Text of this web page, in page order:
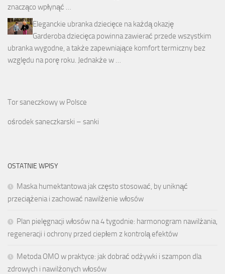
znacząco wpłynąć …
Eleganckie ubranka dziecięce na każdą okazję
Garderoba dziecięca powinna zawierać przede wszystkim
ubranka wygodne, a także zapewniające komfort termiczny bez
względu na porę roku. Jednakże w …
Tor saneczkowy w Polsce
ośrodek saneczkarski – sanki
OSTATNIE WPISY
Maska humektantowa jak często stosować, by uniknąć
przeciążenia i zachować nawilżenie włosów
Plan pielęgnacji włosów na 4 tygodnie: harmonogram nawilżania,
regeneracji i ochrony przed ciepłem z kontrolą efektów
Metoda OMO w praktyce: jak dobrać odżywki i szampon dla
zdrowych i nawilżonych włosów